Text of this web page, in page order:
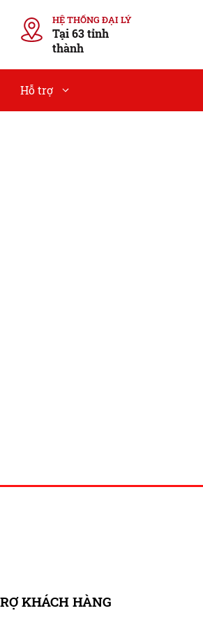
HỆ THỐNG ĐẠI LÝ
Tại 63 tỉnh
thành
Hỗ trợ
KHÁCH HÀNG